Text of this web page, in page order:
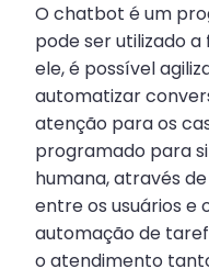
O chatbot é um
pode ser utilizado
ele, é possível
automatizar
atenção para os
programado para
humana, através
entre os usuários e
automação de
o atendimento